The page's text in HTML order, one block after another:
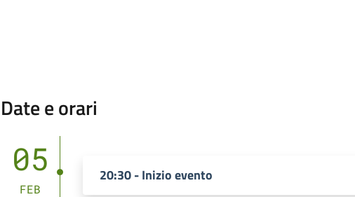
Date e orari
05
FEB
20:30 - Inizio evento